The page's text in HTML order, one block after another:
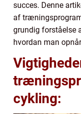
succes. Denne
af
grundig forståelse
hvordan man
cykling: